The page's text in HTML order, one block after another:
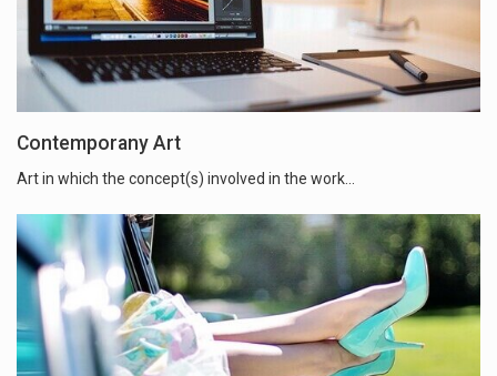
Contemporany Art
Art in which the concept(s) involved in the work...